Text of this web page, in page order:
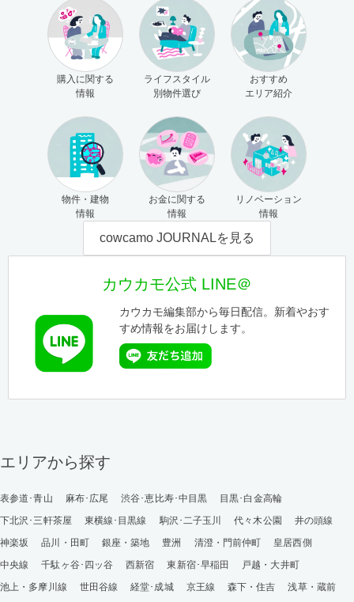
購入に関する
情報
ライフスタイル
別物件選び
おすすめ
エリア紹介
物件・建物
情報
お金に関する
情報
リノベーション
情報
cowcamo JOURNALを見る
カウカモ公式 LINE＠
カウカモ編集部から毎日配信。新着やおす
すめ情報をお届けします。
エリアから探す
表参道･青山 麻布･広尾 渋谷･恵比寿･中目黒
目黒･白金高輪
下北沢･三軒茶屋
東横線･目黒線 駒沢･二子玉川 代々木公園
井の頭線
神楽坂
品川・田町 銀座・築地 豊洲 清澄・門前仲町
皇居西側
中央線
千駄ヶ谷･四ッ谷 西新宿 東新宿･早稲田
戸越・大井町
池上・多摩川線
世田谷線 経堂･成城 京王線 森下・住吉
浅草・蔵前